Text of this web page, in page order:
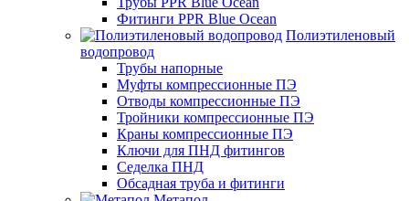
Фитинги PPR Blue Ocean
Полиэтиленовый
водопровод
Трубы напорные
Муфты компрессионные ПЭ
Отводы компрессионные ПЭ
Тройники компрессионные ПЭ
Краны компрессионные ПЭ
Ключи для ПНД фитингов
Седелка ПНД
Обсадная труба и фитинги